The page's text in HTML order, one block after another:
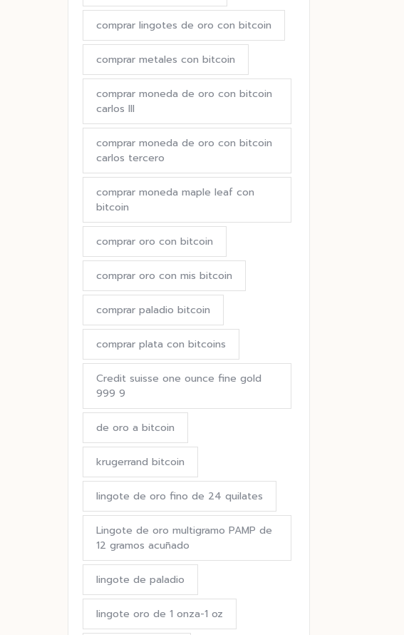
comprar lingotes de oro con bitcoin
comprar metales con bitcoin
comprar moneda de oro con bitcoin
carlos III
comprar moneda de oro con bitcoin
carlos tercero
comprar moneda maple leaf con
bitcoin
comprar oro con bitcoin
comprar oro con mis bitcoin
comprar paladio bitcoin
comprar plata con bitcoins
Credit suisse one ounce fine gold
999 9
de oro a bitcoin
krugerrand bitcoin
lingote de oro fino de 24 quilates
Lingote de oro multigramo PAMP de
12 gramos acuñado
lingote de paladio
lingote oro de 1 onza-1 oz